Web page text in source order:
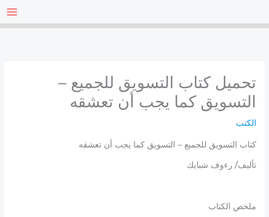
تحميل كتاب التسويق للجميع –
التسويق كما يجب أن تعشقه
الكتب
كتاب التسويق للجميع – التسويق كما يجب أن تعشقه
تأليف/ رءوف شبايك
ملخص الكتاب